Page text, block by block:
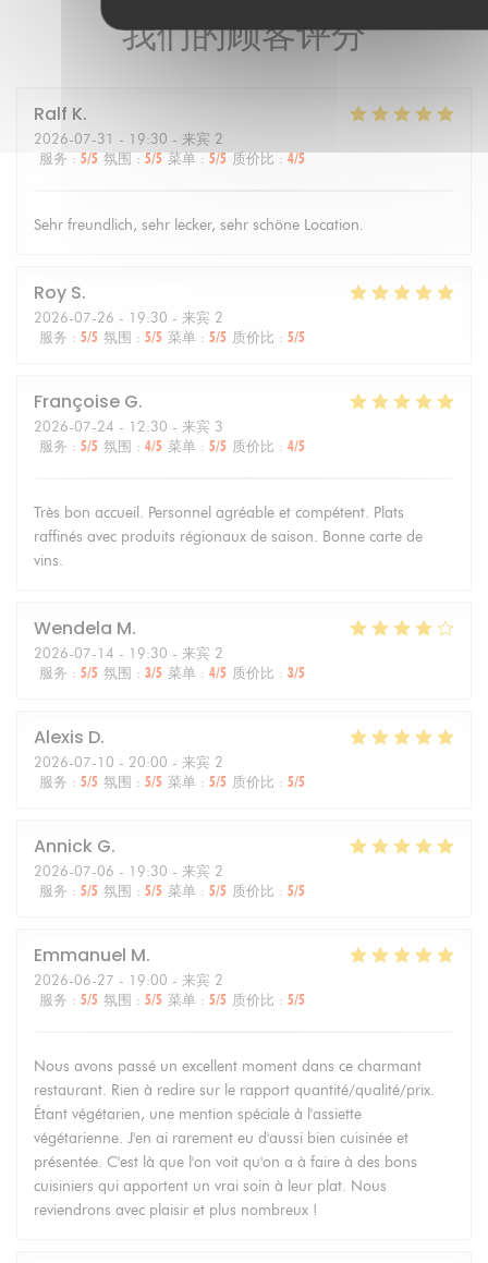
我们的顾客评分
Ralf K
2026-07-31 - 19:30 - 来宾 2
服务 : 5/5 氛围 : 5/5 菜单: 5/5 质价比: 4/5
Sehr freundlich, sehr lecker, sehr schöne Location.
Roy S
2026-07-26 - 19:30 - 来宾 2
服务 : 5/5 氛围 : 5/5 菜单 : 5/5 质价比 : 5/5
Françoise G
2026-07-24 - 12:30 - 来宾 3
服务 : 5/5 氛围 : 4/5 菜单 : 5/5 质价比 : 4/5
Très bon accueil. Personnel agréable et compétent. Plats
raffinés avec produits régionaux de saison. Bonne carte de
vins.
Wendela M
2026-07-14 - 19:30 - 来宾 2
服务 : 5/5 氛围 : 3/5 菜单 : 4/5 质价比 : 3/5
Alexis D
2026-07-10 - 20:00 - 来宾 2
服务 : 5/5 氛围 : 5/5 菜单 : 5/5 质价比 : 5/5
Annick G
2026-07-06 - 19:30 - 来宾 2
服务 : 5/5 氛围 : 5/5 菜单 : 5/5 质价比 : 5/5
Emmanuel M
2026-06-27 - 19:00 - 来宾 2
服务 : 5/5 氛围 : 5/5 菜单 : 5/5 质价比 : 5/5
Nous avons passé un excellent moment dans ce charmant
restaurant. Rien à redire sur le rapport quantité/qualité/prix.
Étant végétarien, une mention spéciale à l'assiette
végétarienne. J'en ai rarement eu d'aussi bien cuisinée et
présentée. C'est là que l'on voit qu'on a à faire à des bons
cuisiniers qui apportent un vrai soin à leur plat. Nous
reviendrons avec plaisir et plus nombreux !